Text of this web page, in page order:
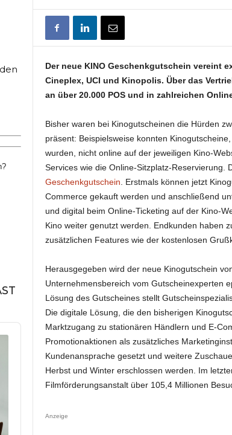
Der neue KINO Geschenkgutschein vereint
Cineplex, UCI und Kinopolis. Über das
an über 20.000 POS und in zahlreichen
Bisher waren bei Kinogutscheinen die Hürden
präsent: Beispielsweise konnten
wurden, nicht online auf der jeweiligen Kino-
Services wie die Online-Sitzplatz-Reservierung.
Geschenkgutschein . Erstmals können jetzt
Commerce gekauft werden und anschließend
und digital beim Online-Ticketing auf der Kino-
Kino weiter genutzt werden. Endkunden haben
zusätzlichen Features wie der kostenlosen
Herausgegeben wird der neue Kinogutschein
Unternehmensbereich vom Gutscheinexperten
Lösung des Gutscheines stellt
Die digitale Lösung, die den bisherigen
Marktzugang zu stationären Händlern und E-
Promotionaktionen als zusätzliches
Kundenansprache gesetzt und weitere
Herbst und Winter erschlossen werden. Im
Filmförderungsanstalt über 105,4 Millionen
Anzeige